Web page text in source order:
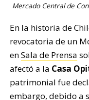
Mercado Central de
En la historia de
revocatoria de un
enSala de Prensa
afectó a la Casa
patrimonial fue
embargo, debido a